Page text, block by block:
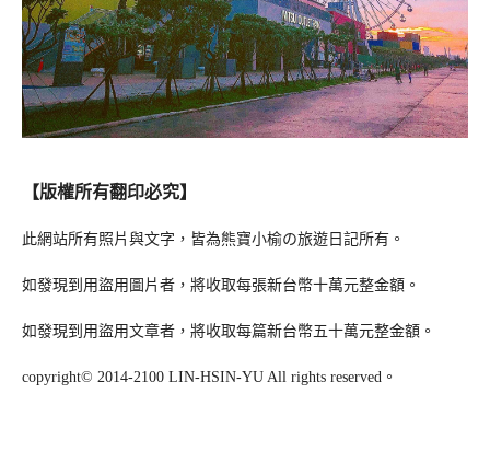
【版權所有翻印必究】
此網站所有照片與文字，皆為熊寶小榆の旅遊日記所有。
如發現到用盜用圖片者，將收取每張新台幣十萬元整金額。
如發現到用盜用文章者，將收取每篇新台幣五十萬元整金額。
copyright© 2014-2100 LIN-HSIN-YU All rights reserved。